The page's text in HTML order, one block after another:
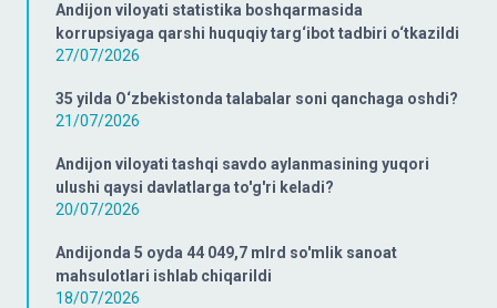
Andijon viloyati statistika boshqarmasida
korrupsiyaga qarshi huquqiy targ‘ibot tadbiri o‘tkazildi
27/07/2026
35 yilda O‘zbekistonda talabalar soni qanchaga oshdi?
21/07/2026
Andijon viloyati tashqi savdo aylanmasining yuqori
ulushi qaysi davlatlarga to'g'ri keladi?
20/07/2026
Andijonda 5 oyda 44 049,7 mlrd so'mlik sanoat
mahsulotlari ishlab chiqarildi
18/07/2026